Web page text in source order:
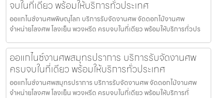
จบในที่เดียว พร้อมให้บริการทั่วประเทศ
ออแกไนซ์งานศพพิษณุโลก บริการรับจัดงานศพ จัดดอกไม้งานศพ
จำหน่ายโลงศพ โลงเย็น พวงหรีด ครบจบในที่เดียว พร้อมให้บริการทั่วปร
ออแกไนซ์งานศพสมุทรปราการ บริการรับจัดงานศพ
ครบจบในที่เดียว พร้อมให้บริการทั่วประเทศ
ออแกไนซ์งานศพสมุทรปราการ บริการรับจัดงานศพ จัดดอกไม้งานศพ
จำหน่ายโลงศพ โลงเย็น พวงหรีด ครบจบในที่เดียว พร้อมให้บริการทั่